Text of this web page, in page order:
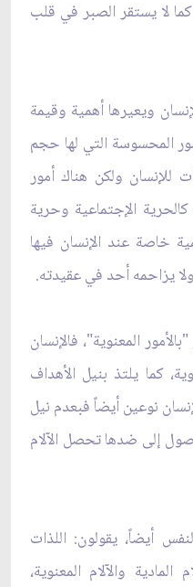
لا يستقر الصبر في قلب
ويعيرها أهمية وقيمة
المحسوسة التي لها حجم
للإنسان ولكن هناك أمور
الإجتماعية وحرية
خاصة عند الإنسان فيها
يزاحمه أحد في عقيدته.
المعنوية"، فالإنسان
كما يلتذ بنيل الأهداف
نوعين أيضاً فبعدم نيل
إلى ضدها تحصل الآلام
أيضاً، يقولون: اللذات
المادية والآلام المعنوية،